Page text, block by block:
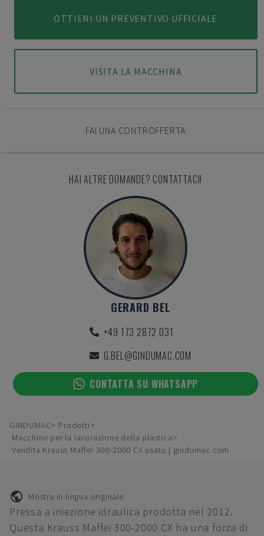
OTTIENI UN PREVENTIVO UFFICIALE
VISITA LA MACCHINA
FAI UNA CONTROFFERTA
HAI ALTRE DOMANDE? CONTATTACI!
GERARD BEL
+49 173 2872 031
G.BEL@GINDUMAC.COM
CONTATTA SU WHATSAPP
GINDUMAC
Prodotti
Macchine per la lavorazione della plastica
Vendita Krauss Maffei 300-2000 CX usato | gindumac.com
Mostra in lingua originale
Pressa a iniezione idraulica prodotta nel 2012.
Questa Krauss Maffei 300-2000 CX ha una forza di